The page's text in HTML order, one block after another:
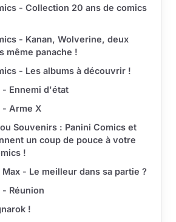
- Collection 20 ans de comics
- Kanan, Wolverine, deux
même panache !
- Les albums à découvrir !
Ennemi d'état
Arme X
Souvenirs : Panini Comics et
un coup de pouce à votre
!
- Le meilleur dans sa partie ?
Réunion
!